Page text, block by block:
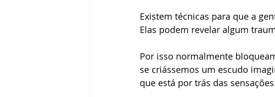
Existem técnicas para que a
Elas podem revelar algum
Por isso normalmente
se criássemos um escudo
que está por trás das